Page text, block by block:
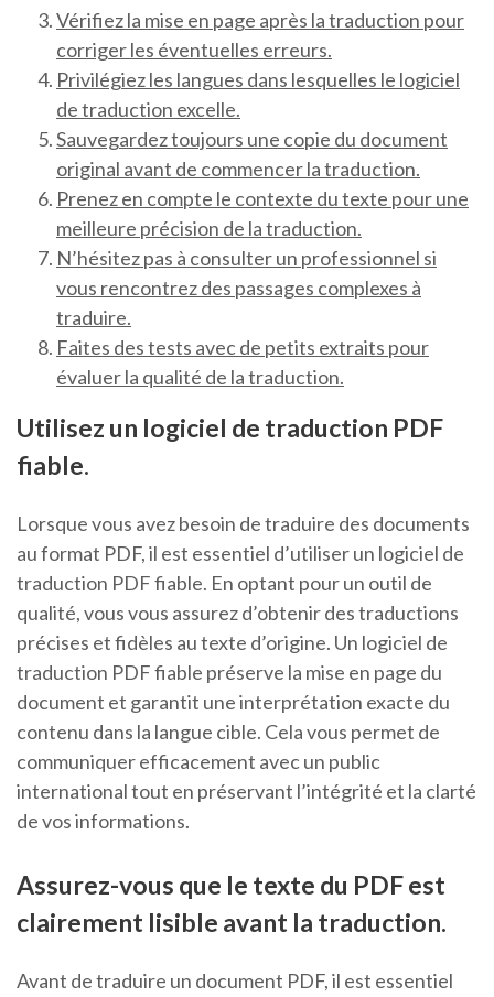
Vérifiez la mise en page après la traduction pour
corriger les éventuelles erreurs.
Privilégiez les langues dans lesquelles le logiciel
de traduction excelle.
Sauvegardez toujours une copie du document
original avant de commencer la traduction.
Prenez en compte le contexte du texte pour une
meilleure précision de la traduction.
N’hésitez pas à consulter un professionnel si
vous rencontrez des passages complexes à
traduire.
Faites des tests avec de petits extraits pour
évaluer la qualité de la traduction.
Utilisez un logiciel de traduction PDF
fiable.
Lorsque vous avez besoin de traduire des documents
au format PDF, il est essentiel d’utiliser un logiciel de
traduction PDF fiable. En optant pour un outil de
qualité, vous vous assurez d’obtenir des traductions
précises et fidèles au texte d’origine. Un logiciel de
traduction PDF fiable préserve la mise en page du
document et garantit une interprétation exacte du
contenu dans la langue cible. Cela vous permet de
communiquer efficacement avec un public
international tout en préservant l’intégrité et la clarté
de vos informations.
Assurez-vous que le texte du PDF est
clairement lisible avant la traduction.
Avant de traduire un document PDF, il est essentiel